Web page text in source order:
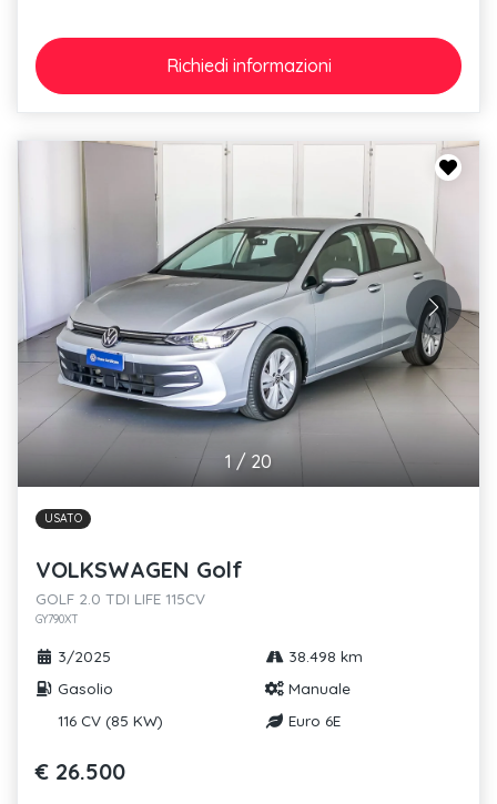
Richiedi informazioni
1 / 20
USATO
VOLKSWAGEN Golf
GOLF 2.0 TDI LIFE 115CV
GY790XT
3/2025
38.498 km
Gasolio
Manuale
116 CV (85 KW)
Euro 6E
€ 26.500